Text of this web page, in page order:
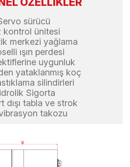
sürücü
kontrol ünitesi
merkezi yağlama
ışın perdesi
uygunluk
yataklanmış koç
silindirleri
Sigorta
dışı tabla ve strok
takozu